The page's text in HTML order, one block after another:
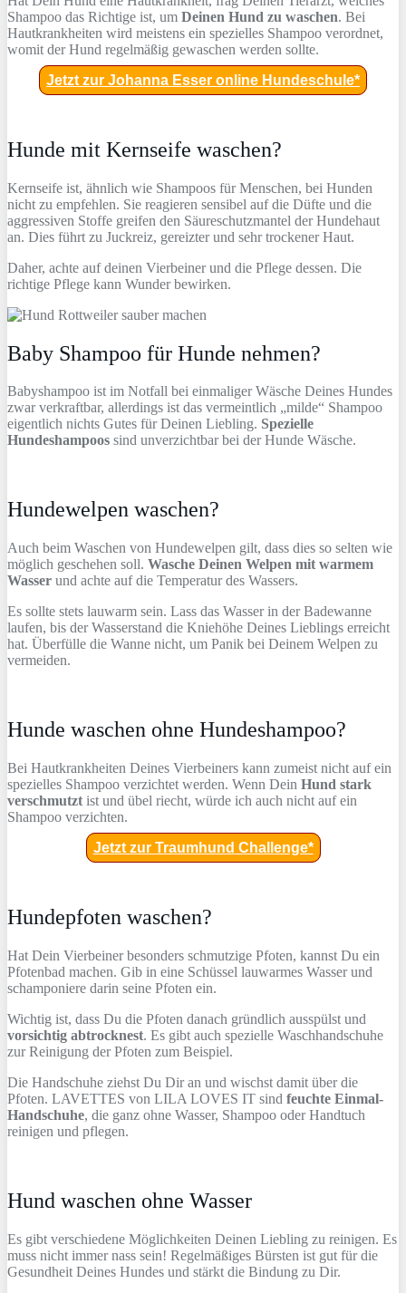
Shampoo das Richtige ist, um Deinen Hund zu waschen. Bei
Hautkrankheiten wird meistens ein spezielles Shampoo verordnet,
womit der Hund regelmäßig gewaschen werden sollte.
Jetzt zur Johanna Esser online Hundeschule*
Hunde mit Kernseife waschen?
Kernseife ist, ähnlich wie Shampoos für Menschen, bei Hunden
nicht zu empfehlen. Sie reagieren sensibel auf die Düfte und die
aggressiven Stoffe greifen den Säureschutzmantel der Hundehaut
an. Dies führt zu Juckreiz, gereizter und sehr trockener Haut.
Daher, achte auf deinen Vierbeiner und die Pflege dessen. Die
richtige Pflege kann Wunder bewirken.
Baby Shampoo für Hunde nehmen?
Babyshampoo ist im Notfall bei einmaliger Wäsche Deines Hundes
zwar verkraftbar, allerdings ist das vermeintlich „milde“ Shampoo
eigentlich nichts Gutes für Deinen Liebling. Spezielle
Hundeshampoos sind unverzichtbar bei der Hunde Wäsche.
Hundewelpen waschen?
Auch beim Waschen von Hundewelpen gilt, dass dies so selten wie
möglich geschehen soll. Wasche Deinen Welpen mit warmem
Wasser und achte auf die Temperatur des Wassers.
Es sollte stets lauwarm sein. Lass das Wasser in der Badewanne
laufen, bis der Wasserstand die Kniehöhe Deines Lieblings erreicht
hat. Überfülle die Wanne nicht, um Panik bei Deinem Welpen zu
vermeiden.
Hunde waschen ohne Hundeshampoo?
Bei Hautkrankheiten Deines Vierbeiners kann zumeist nicht auf ein
spezielles Shampoo verzichtet werden. Wenn Dein Hund stark
verschmutzt ist und übel riecht, würde ich auch nicht auf ein
Shampoo verzichten.
Jetzt zur Traumhund Challenge*
Hundepfoten waschen?
Hat Dein Vierbeiner besonders schmutzige Pfoten, kannst Du ein
Pfotenbad machen. Gib in eine Schüssel lauwarmes Wasser und
schamponiere darin seine Pfoten ein.
Wichtig ist, dass Du die Pfoten danach gründlich ausspülst und
vorsichtig abtrocknest. Es gibt auch spezielle Waschhandschuhe
zur Reinigung der Pfoten zum Beispiel.
Die Handschuhe ziehst Du Dir an und wischst damit über die
Pfoten. LAVETTES von LILA LOVES IT sind feuchte Einmal-
Handschuhe, die ganz ohne Wasser, Shampoo oder Handtuch
reinigen und pflegen.
Hund waschen ohne Wasser
Es gibt verschiedene Möglichkeiten Deinen Liebling zu reinigen. Es
muss nicht immer nass sein! Regelmäßiges Bürsten ist gut für die
Gesundheit Deines Hundes und stärkt die Bindung zu Dir.